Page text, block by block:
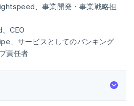
、事業開発・事業戦略担
CEO
、サービスとしてのバンキング
責任者